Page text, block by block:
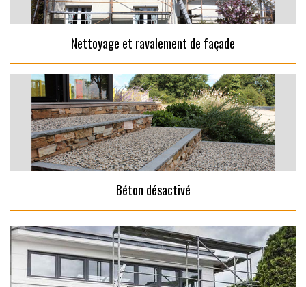
Nettoyage et ravalement de façade
Béton désactivé